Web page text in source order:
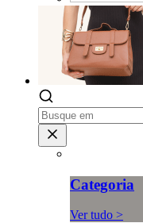
Categoria
Ver tudo >